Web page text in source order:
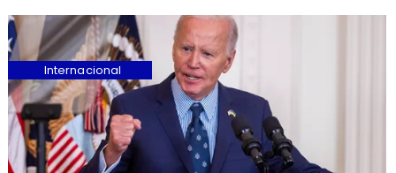
Internacional